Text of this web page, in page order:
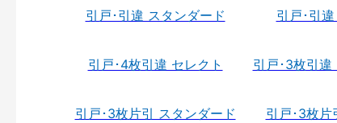
引戸･引違 スタンダード 引戸･引
引戸･4枚引違 セレクト 引戸･3枚引違
引戸･3枚片引 スタンダード 引戸･3枚片